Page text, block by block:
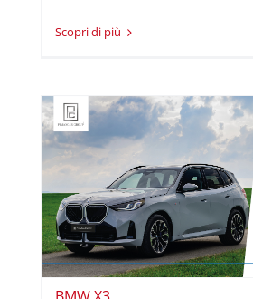
Read More